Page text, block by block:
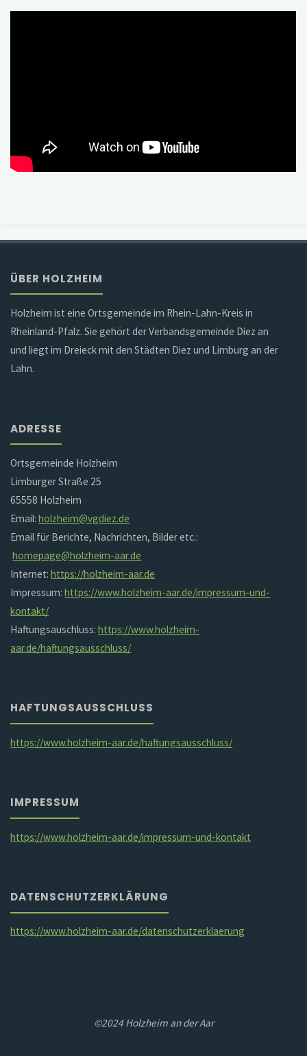
ÜBER HOLZHEIM
Holzheim ist eine Ortsgemeinde im Rhein-Lahn-Kreis in
Rheinland-Pfalz. Sie gehört der Verbandsgemeinde Diez an
und liegt im Dreieck mit den Städten Diez und Limburg an der
Lahn.
ADRESSE
Ortsgemeinde Holzheim
Limburger Straße 25
65558 Holzheim
Email:holzheim@vgdiez.de
Email für Berichte, Nachrichten, Bilder etc.:
homepage@holzheim-aar.de
Internet:https://holzheim-aar.de
Impressum:https://www.holzheim-aar.de/impressum-und-
kontakt/
Haftungsauschluss:https://www.holzheim-
aar.de/haftungsausschluss/
HAFTUNGSAUSSCHLUSS
https://www.holzheim-aar.de/haftungsausschluss/
IMPRESSUM
https://www.holzheim-aar.de/impressum-und-kontakt
DATENSCHUTZERKLÄRUNG
https://www.holzheim-aar.de/datenschutzerklaerung
©2024 Holzheim an der Aar